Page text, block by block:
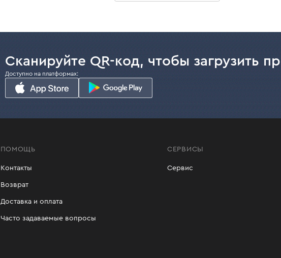
Сканируйте QR-код, чтобы загрузить
Доступно на платформах:
ПОМОЩЬ
Контакты
Возврат
Доставка и оплата
Часто задаваемые вопросы
СЕРВИСЫ
Сервис